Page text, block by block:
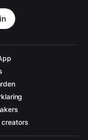
creators